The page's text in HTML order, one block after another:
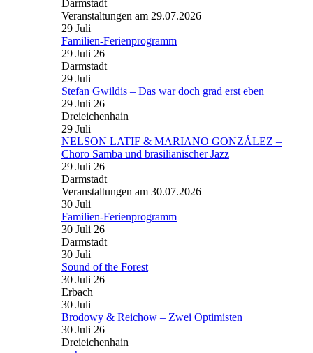
Darmstadt
Veranstaltungen am 29.07.2026
29 Juli
Familien-Ferienprogramm
29 Juli 26
Darmstadt
29 Juli
Stefan Gwildis – Das war doch grad erst eben
29 Juli 26
Dreieichenhain
29 Juli
NELSON LATIF & MARIANO GONZÁLEZ –
Choro Samba und brasilianischer Jazz
29 Juli 26
Darmstadt
Veranstaltungen am 30.07.2026
30 Juli
Familien-Ferienprogramm
30 Juli 26
Darmstadt
30 Juli
Sound of the Forest
30 Juli 26
Erbach
30 Juli
Brodowy & Reichow – Zwei Optimisten
30 Juli 26
Dreieichenhain